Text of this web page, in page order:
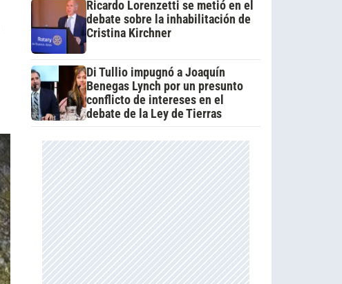
Ricardo Lorenzetti se metió en el
debate sobre la inhabilitación de
Cristina Kirchner
Di Tullio impugnó a Joaquín
Benegas Lynch por un presunto
conflicto de intereses en el
debate de la Ley de Tierras